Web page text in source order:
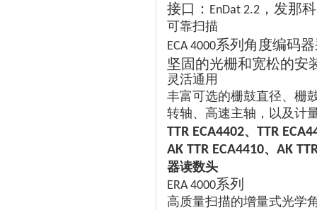
接口： EnDat 2.2 ，发那
可靠扫描
ECA 4000系列角度编码
坚固的光栅和宽松的安
灵活通用
丰富可选的栅鼓直径、栅
转轴、高速主轴，以及计
TTR ECA4402、 TTR
AK TTR ECA4410、 AK
器读数头
ERA 4000系列
高质量扫描的增量式光学